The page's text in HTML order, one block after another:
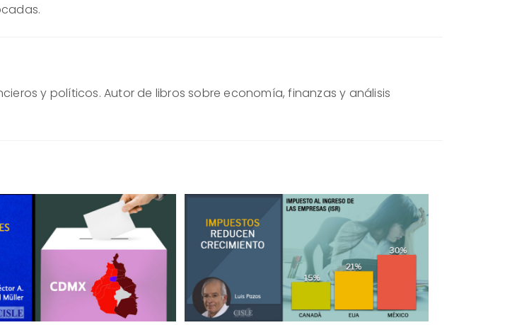
y políticos. Autor de libros sobre economía, finanzas y análisis